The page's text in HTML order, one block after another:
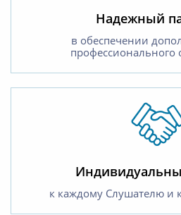
Надежный
в обеспечении
профессионального
к каждому Слушателю и